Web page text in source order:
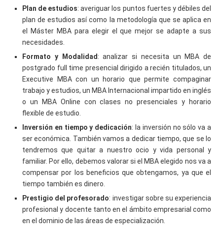
Plan de estudios: averiguar los puntos fuertes y débiles del
plan de estudios así como la metodología que se aplica en
el Máster MBA para elegir el que mejor se adapte a sus
necesidades.
Formato y Modalidad : analizar si necesita un MBA de
postgrado full time presencial dirigido a recién titulados, un
Executive MBA con un horario que permite compaginar
trabajo y estudios, un MBA Internacional impartido en inglés
o un MBA Online con clases no presenciales y horario
flexible de estudio.
Inversión en tiempo y dedicación: la inversión no sólo va a
ser económica. También vamos a dedicar tiempo, que se lo
tendremos que quitar a nuestro ocio y vida personal y
familiar. Por ello, debemos valorar si el MBA elegido nos va a
compensar por los beneficios que obtengamos, ya que el
tiempo también es dinero.
Prestigio del profesorado: investigar sobre su experiencia
profesional y docente tanto en el ámbito empresarial como
en el dominio de las áreas de especialización.